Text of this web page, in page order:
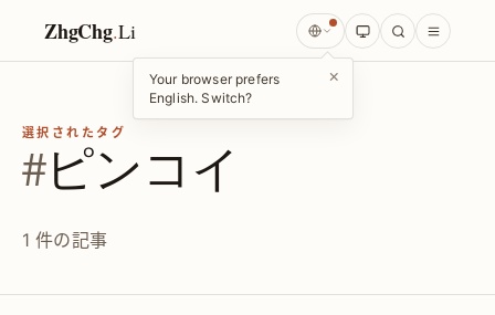
ZhgChg.Li
Your browser prefers
English. Switch?
×
選択されたタグ
#ピンコイ
1 件の記事